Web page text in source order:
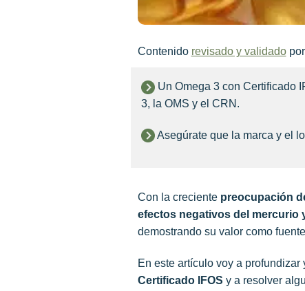
Contenido revisado y validadopor
Un Omega 3 con Certificado
3, la OMS y el CRN.
Asegúrate que la marca y el
Con la creciente preocupación
efectos negativos del mercurio
demostrando su valor como
En este artículo voy a
Certificado IFOS y a resolver